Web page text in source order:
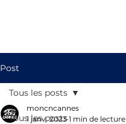
Post
Tous les posts
Tous les posts
moncncannes
1 janv. 2023 1 min de lecture